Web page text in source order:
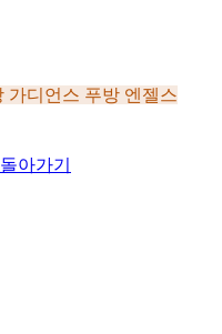
가디언스 푸방 엔젤스
아가기